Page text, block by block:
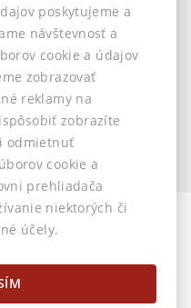
s.r.o.
Tel.: 0905 222 055, E-mail:
poskytujeme a
návštevnosť a
cookie a údajov
zobrazovať
reklamy na
zobrazíte
odmietnuť
cookie a
prehliadača
niektorých či
účely.